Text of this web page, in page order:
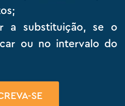
a substituição, se o
ou no intervalo do
SE